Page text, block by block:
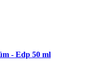
- Edp 50 ml